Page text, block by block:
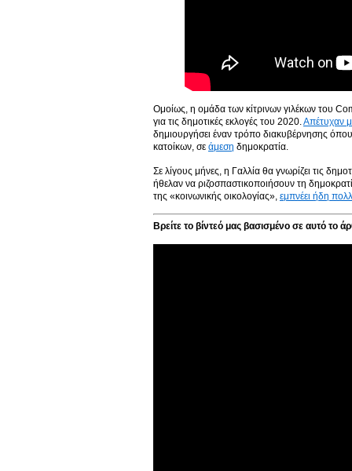
Ομοίως, η ομάδα των κίτρινων γιλέκων του
για τις δημοτικές εκλογές του 2020.Απέτυχαν
δημιουργήσει έναν τρόπο διακυβέρνησης
κατοίκων, σε άμεση δημοκρατία.
Σε λίγους μήνες, η Γαλλία θα γνωρίζει τις
ήθελαν να ριζοσπαστικοποιήσουν τη
της «κοινωνικής οικολογίας», εμπνέει ήδη
Βρείτε το βίντεό μας βασισμένο σε αυτό το